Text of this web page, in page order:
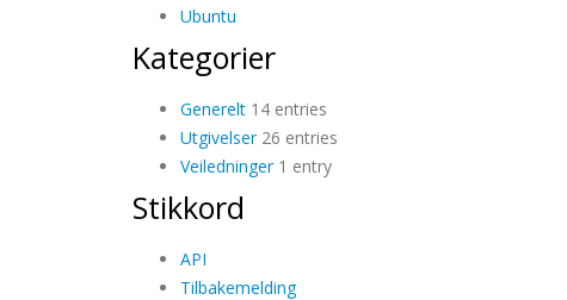
Ubuntu
Kategorier
Generelt14 entries
Utgivelser26 entries
Veiledninger1 entry
Stikkord
API
Tilbakemelding